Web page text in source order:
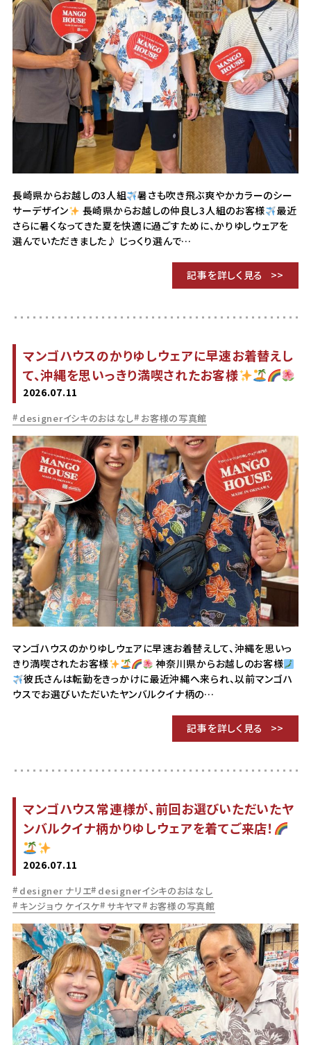
長崎県からお越しの3人組
暑さも吹き飛ぶ爽やかカラーのシー
サーデザイン
長崎県からお越しの仲良し3人組のお客様
最近
さらに暑くなってきた夏を快適に過ごすために、かりゆしウェアを
選んでいただきました♪ じっくり選んで…
記事を詳しく見る
マンゴハウスのかりゆしウェアに早速お着替えし
て、沖縄を思いっきり満喫されたお客様
2026.07.11
designerイシキのおはなし お客様の写真館
マンゴハウスのかりゆしウェアに早速お着替えして、沖縄を思いっ
きり満喫されたお客様
神奈川県からお越しのお客様
彼氏さんは転勤をきっかけに最近沖縄へ来られ、以前マンゴハ
ウスでお選びいただいたヤンバルクイナ柄の…
記事を詳しく見る
マンゴハウス常連様が、前回お選びいただいたヤ
ンバルクイナ柄かりゆしウェアを着てご来店！
2026.07.11
designer ナリエ designerイシキのおはなし
キンジョウ ケイスケ
サキヤマ お客様の写真館